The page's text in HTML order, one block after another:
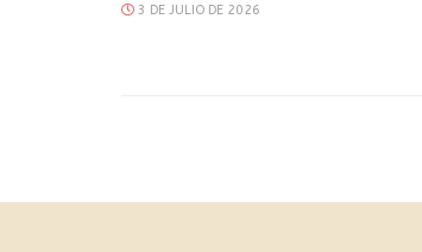
3 DE JULIO DE 2026